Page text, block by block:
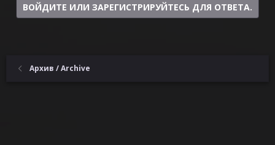
ВОЙДИТЕ ИЛИ ЗАРЕГИСТРИРУЙТЕСЬ ДЛЯ ОТВЕТА.
Архив / Archive